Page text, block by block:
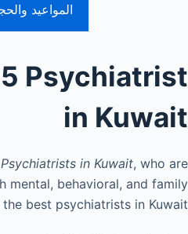
المواعيد
Psychiatrist
in Kuwait
Psychiatrists in Kuwait, who are
mental, behavioral, and family
best psychiatrists in Kuwait: